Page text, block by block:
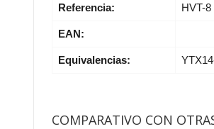
Referencia: HVT-8
EAN:
Equivalencias:
COMPARATIVO CON